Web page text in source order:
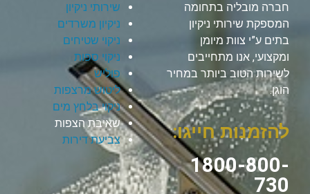
חברה מובליה בתחומה
המספקת שירותי ניקיון
בתים ע”י צוות מיומן
ומקצועי, אנו מתחייבים
לשירות הטוב ביותר במחיר
הוגן.
להזמנות חייגו:
1800-800-
730
שירותי ניקיון
ניקיון משרדים
ניקוי שטיחים
ניקוי ספות
פוליש
ליטוש מרצפות
ניקוי בלחץ מים
שאיבת הצפות
צביעת דירות